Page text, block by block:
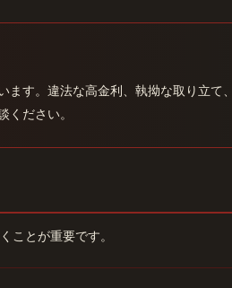
す。違法な高金利、執拗な取り立て、
ださい。
ことが重要です。